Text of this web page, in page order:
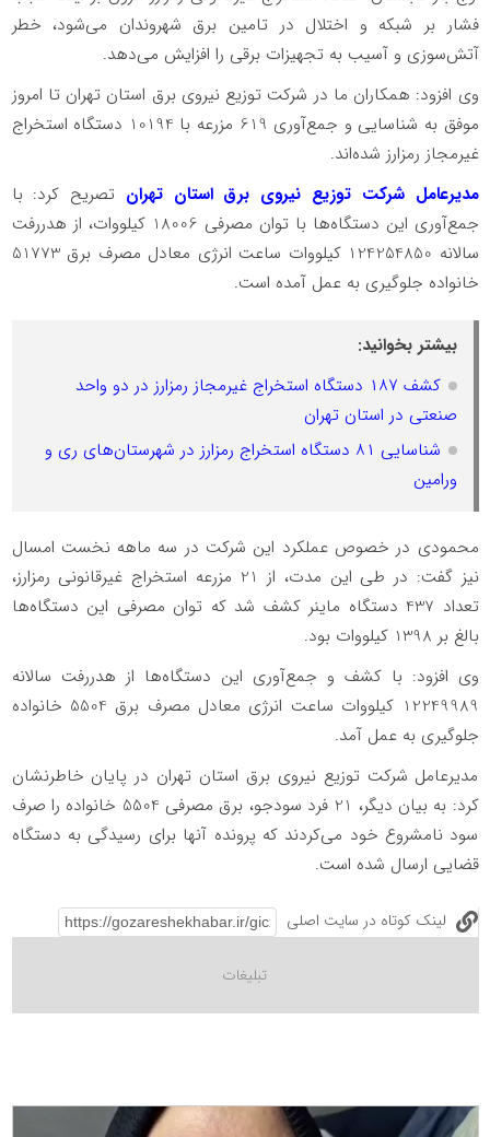
فشار بر شبکه و اختلال در تامین برق شهروندان می‌شود، خطر
آتش‌سوزی و آسیب به تجهیزات برقی را افزایش می‌دهد.
️وی افزود: همکاران ما در شرکت توزیع نیروی برق استان تهران تا امروز
موفق به شناسایی و جمع‌آوری 619 مزرعه با 10194 دستگاه استخراج
غیرمجاز رمزارز شده‌اند.
️مدیرعامل شرکت توزیع نیروی برق استان تهران تصریح کرد: با
جمع‌آوری این دستگاه‌ها با توان مصرفی 18006 کیلووات، از هدررفت
سالانه 124254850 کیلووات ساعت انرژی معادل مصرف برق 51773
خانواده جلوگیری به عمل آمده است.
بیشتر بخوانید:
کشف ۱۸۷ دستگاه استخراج غیرمجاز رمزارز در دو واحد
صنعتی در استان تهران
شناسایی ۸۱ دستگاه استخراج رمزارز در شهرستان‌های ری و
ورامین
️محمودی در خصوص عملکرد این شرکت در سه ماهه نخست امسال
نیز گفت: در طی این مدت، از 21 مزرعه استخراج غیرقانونی رمزارز،
تعداد 437 دستگاه ماینر کشف شد که توان مصرفی این دستگاه‌ها
بالغ بر 1398 کیلووات بود.
️وی افزود: با کشف و جمع‌آوری این دستگاه‌ها از هدررفت سالانه
12249989 کیلووات ساعت انرژی معادل مصرف برق 5504 خانواده
جلوگیری به عمل آمد.
️مدیرعامل شرکت توزیع نیروی برق استان تهران در پایان خاطرنشان
کرد: به بیان دیگر، 21 فرد سودجو، برق مصرفی 5504 خانواده را صرف
سود نامشروع خود می‌کردند که پرونده آنها برای رسیدگی به دستگاه
قضایی ارسال شده است.
لینک کوتاه در سایت اصلی